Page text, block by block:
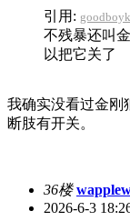
引用:
不残暴还叫
以把它关了
我确实没看过金刚
断肢有开关。
36楼
2026-6-3